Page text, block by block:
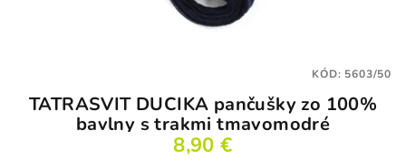
TATRASVIT DUCIKA pančušky zo 100%
bavlny s trakmi tmavomodré
8,90 €
KÓD: 5603/50